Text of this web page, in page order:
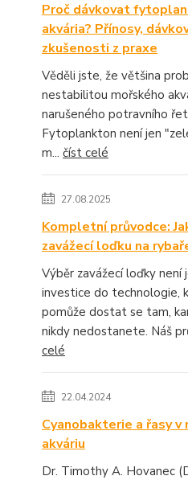
Proč dávkovat
akvária? Přínosy,
zkušenosti z praxe
Věděli jste, že většina
nestabilitou mořského
narušeného potravního
Fytoplankton není jen
m... číst celé
27.08.2025
Kompletní průvodce:
zavážecí loďku na
Výběr zavážecí loďky není
investice do technologie,
pomůže dostat se tam,
nikdy nedostanete. Náš
celé
22.04.2024
Cyanobakterie a řasy v
akváriu
Dr. Timothy A. Hovanec